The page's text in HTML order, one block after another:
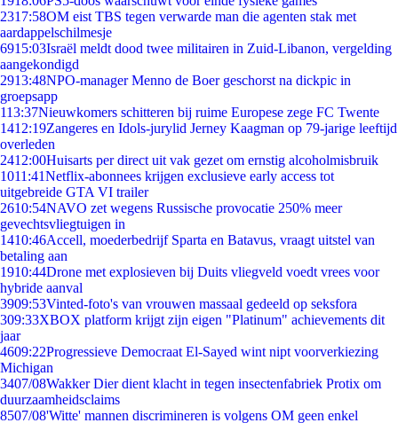
2317:58OM eist TBS tegen verwarde man die agenten stak met
aardappelschilmesje
6915:03Israël meldt dood twee militairen in Zuid-Libanon, vergelding
aangekondigd
2913:48NPO-manager Menno de Boer geschorst na dickpic in
groepsapp
113:37Nieuwkomers schitteren bij ruime Europese zege FC Twente
1412:19Zangeres en Idols-jurylid Jerney Kaagman op 79-jarige leeftijd
overleden
2412:00Huisarts per direct uit vak gezet om ernstig alcoholmisbruik
1011:41Netflix-abonnees krijgen exclusieve early access tot
uitgebreide GTA VI trailer
2610:54NAVO zet wegens Russische provocatie 250% meer
gevechtsvliegtuigen in
1410:46Accell, moederbedrijf Sparta en Batavus, vraagt uitstel van
betaling aan
1910:44Drone met explosieven bij Duits vliegveld voedt vrees voor
hybride aanval
3909:53Vinted-foto's van vrouwen massaal gedeeld op seksfora
309:33XBOX platform krijgt zijn eigen "Platinum" achievements dit
jaar
4609:22Progressieve Democraat El-Sayed wint nipt voorverkiezing
Michigan
3407/08Wakker Dier dient klacht in tegen insectenfabriek Protix om
duurzaamheidsclaims
8507/08'Witte' mannen discrimineren is volgens OM geen enkel